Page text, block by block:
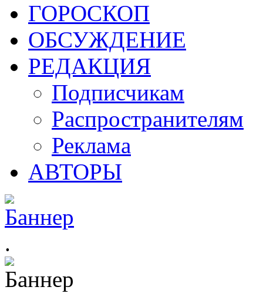
ГОРОСКОП
ОБСУЖДЕНИЕ
РЕДАКЦИЯ
Подписчикам
Распространителям
Реклама
АВТОРЫ
.